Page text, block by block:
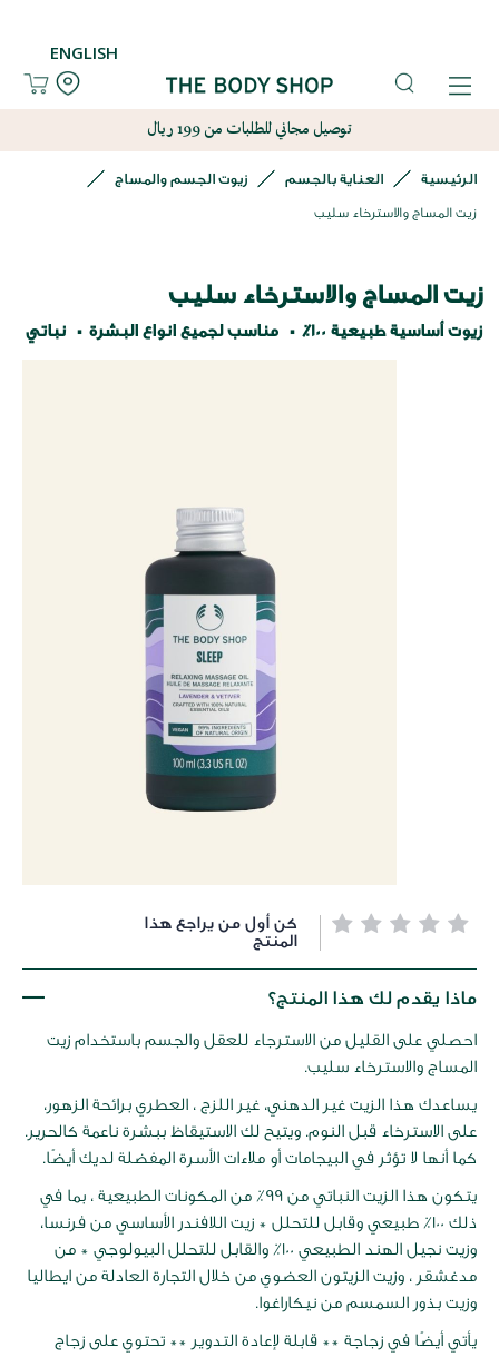
ENGLISH
توصيل مجاني للطلبات من 199 ريال
الرئيسية العناية بالجسم زيوت الجسم والمساج
زيت المساج والاسترخاء سليب
زيت المساج والاسترخاء سليب
زيوت أساسية طبيعية 100٪ مناسب لجميع انواع البشرة نباتي
تخطي
بداية
معرض
كن أول من يراجع هذا
المنتج
ماذا يقدم لك هذا المنتج؟
احصلي على القليل من الاسترجاء للعقل والجسم باستخدام زيت
المساج والاسترخاء سليب.
يساعدك هذا الزيت غير الدهني، غير اللزج ، العطري برائحة الزهور،
على الاسترخاء قبل النوم. ويتيح لك الاستيقاظ ببشرة ناعمة كالحرير.
كما أنها لا تؤثر في البيجامات أو ملاءات الأسرة المفضلة لديك أيضًا.
يتكون هذا الزيت النباتي من 99٪ من المكونات الطبيعية ، بما في
ذلك 100٪ طبيعي وقابل للتحلل * زيت اللافندر الأساسي من فرنسا،
وزيت نجيل الهند الطبيعي 100٪ والقابل للتحلل البيولوجي * من
مدغشقر ، وزيت الزيتون العضوي من خلال التجارة العادلة من ايطاليا
وزيت بذور السمسم من نيكاراغوا.
يأتي أيضًا في زجاجة ** قابلة لإعادة التدوير ** تحتوي على زجاج